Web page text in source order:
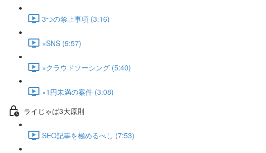
3つの禁止事項 (3:16)
×SNS (9:57)
×クラウドソーシング (5:40)
×1円未満の案件 (3:08)
ライじゃぱ3大原則
SEO記事を極めるべし (7:53)